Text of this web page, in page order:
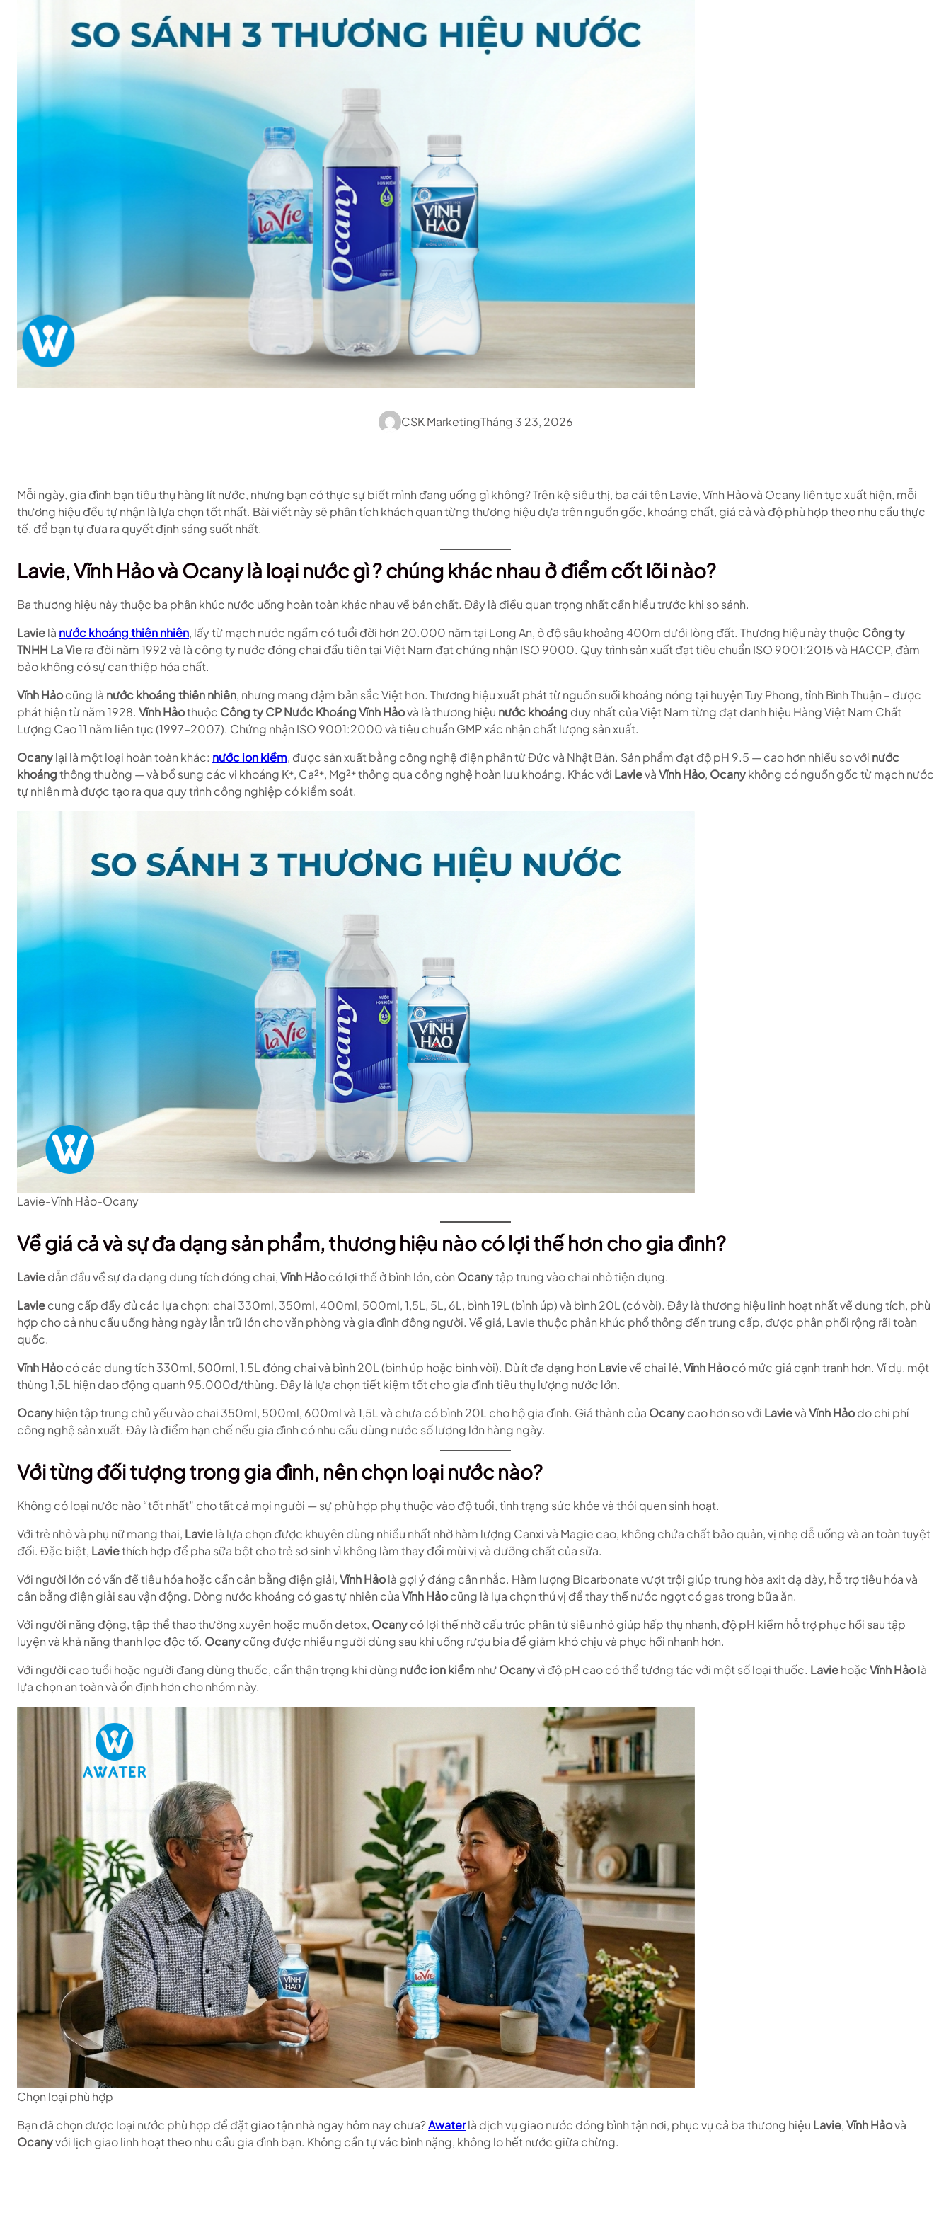
CSK MarketingTháng 3 23, 2026
Mỗi ngày, gia đình bạn tiêu thụ hàng lít nước, nhưng bạn có thực sự biết mình đang uống gì không? Trên kệ siêu thị, ba cái tên Lavie, Vĩnh Hảo và Ocany liên tục xuất hiện, mỗi
thương hiệu đều tự nhận là lựa chọn tốt nhất. Bài viết này sẽ phân tích khách quan từng thương hiệu dựa trên nguồn gốc, khoáng chất, giá cả và độ phù hợp theo nhu cầu thực
tế, để bạn tự đưa ra quyết định sáng suốt nhất.
Lavie, Vĩnh Hảo và Ocany là loại nước gì ? chúng khác nhau ở điểm cốt lõi nào?
Ba thương hiệu này thuộc ba phân khúc nước uống hoàn toàn khác nhau về bản chất. Đây là điều quan trọng nhất cần hiểu trước khi so sánh.
Lavielà nước khoáng thiên nhiên, lấy từ mạch nước ngầm có tuổi đời hơn 20.000 năm tại Long An, ở độ sâu khoảng 400m dưới lòng đất. Thương hiệu này thuộc Công ty
TNHH La Viera đời năm 1992 và là công ty nước đóng chai đầu tiên tại Việt Nam đạt chứng nhận ISO 9000. Quy trình sản xuất đạt tiêu chuẩn ISO 9001:2015 và HACCP, đảm
bảo không có sự can thiệp hóa chất.
Vĩnh Hảocũng là nước khoáng thiên nhiên, nhưng mang đậm bản sắc Việt hơn. Thương hiệu xuất phát từ nguồn suối khoáng nóng tại huyện Tuy Phong, tỉnh Bình Thuận – được
phát hiện từ năm 1928. Vĩnh Hảothuộc Công ty CP Nước Khoáng Vĩnh Hảovà là thương hiệu nước khoáng duy nhất của Việt Nam từng đạt danh hiệu Hàng Việt Nam Chất
Lượng Cao 11 năm liên tục (1997–2007). Chứng nhận ISO 9001:2000 và tiêu chuẩn GMP xác nhận chất lượng sản xuất.
Ocanylại là một loại hoàn toàn khác: nước ion kiềm, được sản xuất bằng công nghệ điện phân từ Đức và Nhật Bản. Sản phẩm đạt độ pH 9.5 — cao hơn nhiều so với nước
khoángthông thường — và bổ sung các vi khoáng K⁺, Ca²⁺, Mg²⁺ thông qua công nghệ hoàn lưu khoáng. Khác với LavievàVĩnh Hảo, Ocanykhông có nguồn gốc từ mạch nước
tự nhiên mà được tạo ra qua quy trình công nghiệp có kiểm soát.
Lavie-Vĩnh Hảo-Ocany
Về giá cả và sự đa dạng sản phẩm, thương hiệu nào có lợi thế hơn cho gia đình?
Laviedẫn đầu về sự đa dạng dung tích đóng chai,Vĩnh Hảocó lợi thế ở bình lớn, còn Ocanytập trung vào chai nhỏ tiện dụng.
Laviecung cấp đầy đủ các lựa chọn: chai 330ml, 350ml, 400ml, 500ml, 1,5L, 5L, 6L, bình 19L (bình úp) và bình 20L (có vòi). Đây là thương hiệu linh hoạt nhất về dung tích, phù
hợp cho cả nhu cầu uống hàng ngày lẫn trữ lớn cho văn phòng và gia đình đông người. Về giá, Lavie thuộc phân khúc phổ thông đến trung cấp, được phân phối rộng rãi toàn
quốc.
Vĩnh Hảocó các dung tích 330ml, 500ml, 1,5L đóng chai và bình 20L (bình úp hoặc bình vòi). Dù ít đa dạng hơn Lavievề chai lẻ,Vĩnh Hảocó mức giá cạnh tranh hơn. Ví dụ, một
thùng 1,5L hiện dao động quanh 95.000đ/thùng. Đây là lựa chọn tiết kiệm tốt cho gia đình tiêu thụ lượng nước lớn.
Ocanyhiện tập trung chủ yếu vào chai 350ml, 500ml, 600ml và 1,5L và chưa có bình 20L cho hộ gia đình. Giá thành của Ocanycao hơn so với LavievàVĩnh Hảodo chi phí
công nghệ sản xuất. Đây là điểm hạn chế nếu gia đình có nhu cầu dùng nước số lượng lớn hàng ngày.
Với từng đối tượng trong gia đình, nên chọn loại nước nào?
Không có loại nước nào “tốt nhất” cho tất cả mọi người — sự phù hợp phụ thuộc vào độ tuổi, tình trạng sức khỏe và thói quen sinh hoạt.
Với trẻ nhỏ và phụ nữ mang thai, Lavielà lựa chọn được khuyên dùng nhiều nhất nhờ hàm lượng Canxi và Magie cao, không chứa chất bảo quản, vị nhẹ dễ uống và an toàn tuyệt
đối. Đặc biệt, Laviethích hợp để pha sữa bột cho trẻ sơ sinh vì không làm thay đổi mùi vị và dưỡng chất của sữa.
Với người lớn có vấn đề tiêu hóa hoặc cần cân bằng điện giải,Vĩnh Hảolà gợi ý đáng cân nhắc. Hàm lượng Bicarbonate vượt trội giúp trung hòa axit dạ dày, hỗ trợ tiêu hóa và
cân bằng điện giải sau vận động. Dòng nước khoáng có gas tự nhiên củaVĩnh Hảocũng là lựa chọn thú vị để thay thế nước ngọt có gas trong bữa ăn.
Với người năng động, tập thể thao thường xuyên hoặc muốn detox, Ocanycó lợi thế nhờ cấu trúc phân tử siêu nhỏ giúp hấp thụ nhanh, độ pH kiềm hỗ trợ phục hồi sau tập
luyện và khả năng thanh lọc độc tố. Ocanycũng được nhiều người dùng sau khi uống rượu bia để giảm khó chịu và phục hồi nhanh hơn.
Với người cao tuổi hoặc người đang dùng thuốc, cần thận trọng khi dùng nước ion kiềm nhưOcanyvì độ pH cao có thể tương tác với một số loại thuốc. LaviehoặcVĩnh Hảolà
lựa chọn an toàn và ổn định hơn cho nhóm này.
Chọn loại phù hợp
Bạn đã chọn được loại nước phù hợp để đặt giao tận nhà ngay hôm nay chưa?Awaterlà dịch vụ giao nước đóng bình tận nơi, phục vụ cả ba thương hiệu Lavie,Vĩnh Hảovà
Ocanyvới lịch giao linh hoạt theo nhu cầu gia đình bạn. Không cần tự vác bình nặng, không lo hết nước giữa chừng.